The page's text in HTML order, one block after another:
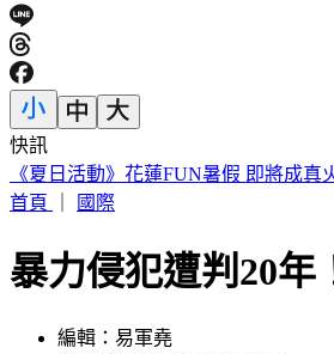
快訊
《夏日活動》花蓮FUN暑假 即將成真
首頁
國際
暴力侵犯遭判20
編輯：易軍堯